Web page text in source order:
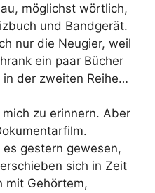
möglichst wörtlich,
und Bandgerät.
nur die Neugier, weil
ein paar Bücher
der zweiten Reihe…
zu erinnern. Aber
gestern gewesen,
sich in Zeit
mit Gehörtem,